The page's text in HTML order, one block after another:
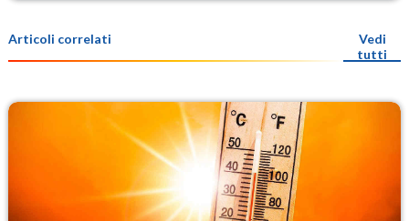
Articoli correlati
Vedi
tutti